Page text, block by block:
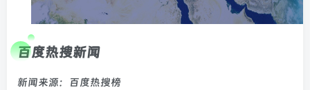
百度热搜新闻
新闻来源：百度热搜榜